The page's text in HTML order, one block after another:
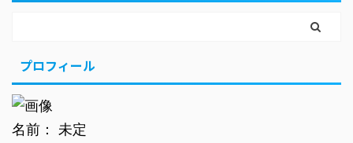
プロフィール
名前： 未定